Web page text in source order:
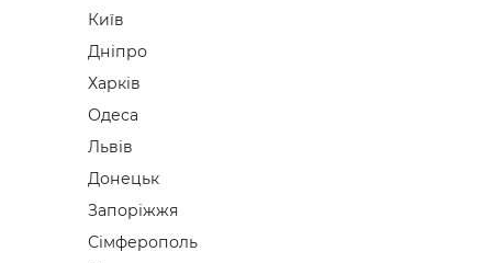
Київ
Дніпро
Харків
Одеса
Львів
Донецьк
Запоріжжя
Сімферополь